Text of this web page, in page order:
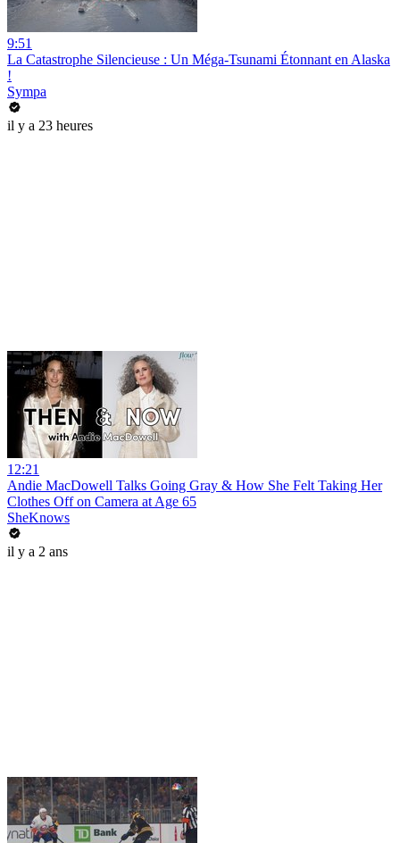
9:51
La Catastrophe Silencieuse : Un Méga-Tsunami Étonnant en Alaska
!
Sympa
il y a 23 heures
12:21
Andie MacDowell Talks Going Gray & How She Felt Taking Her
Clothes Off on Camera at Age 65
SheKnows
il y a 2 ans